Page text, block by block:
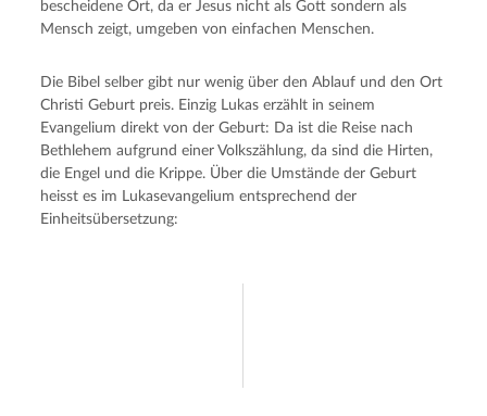
bescheidene Ort, da er Jesus nicht als Gott sondern als
Mensch zeigt, umgeben von einfachen Menschen.
Die Bibel selber gibt nur wenig über den Ablauf und den Ort
Christi Geburt preis. Einzig Lukas erzählt in seinem
Evangelium direkt von der Geburt: Da ist die Reise nach
Bethlehem aufgrund einer Volkszählung, da sind die Hirten,
die Engel und die Krippe. Über die Umstände der Geburt
heisst es im Lukasevangelium entsprechend der
Einheitsübersetzung: